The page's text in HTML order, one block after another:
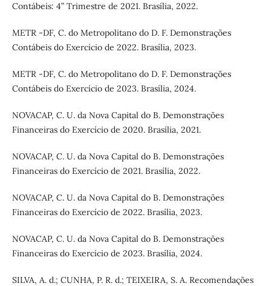
Contábeis: 4” Trimestre de 2021. Brasília, 2022.
METR -DF, C. do Metropolitano do D. F. Demonstrações
Contábeis do Exercício de 2022. Brasília, 2023.
METR -DF, C. do Metropolitano do D. F. Demonstrações
Contábeis do Exercício de 2023. Brasília, 2024.
NOVACAP, C. U. da Nova Capital do B. Demonstrações
Financeiras do Exercício de 2020. Brasília, 2021.
NOVACAP, C. U. da Nova Capital do B. Demonstrações
Financeiras do Exercício de 2021. Brasília, 2022.
NOVACAP, C. U. da Nova Capital do B. Demonstrações
Financeiras do Exercício de 2022. Brasília, 2023.
NOVACAP, C. U. da Nova Capital do B. Demonstrações
Financeiras do Exercício de 2023. Brasília, 2024.
SILVA, A. d.; CUNHA, P. R. d.; TEIXEIRA, S. A. Recomendações